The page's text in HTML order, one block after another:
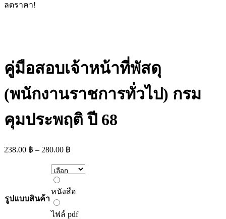
ลดราคา!
คู่มือสอบเจ้าหน้าที่พัสดุ
(พนักงานราชการทั่วไป) กรม
คุมประพฤติ ปี 68
238.00 ฿ – 280.00 ฿
238.00 ฿
280.00 ฿
รูปแบบสินค้า
หนังสือ
หนังสือ
ไฟล์
pdf
ไฟล์ pdf